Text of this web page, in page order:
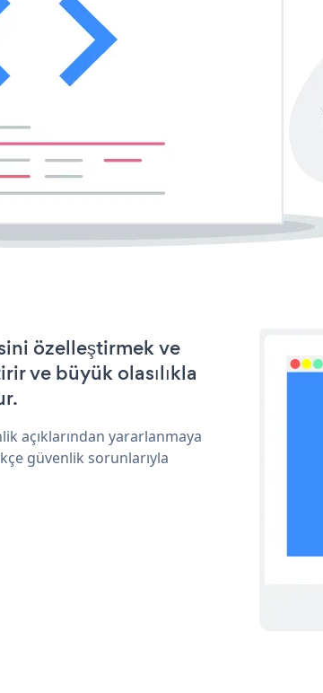
özelleştirmek ve
ve büyük olasılıkla
açıklarından yararlanmaya
güvenlik sorunlarıyla